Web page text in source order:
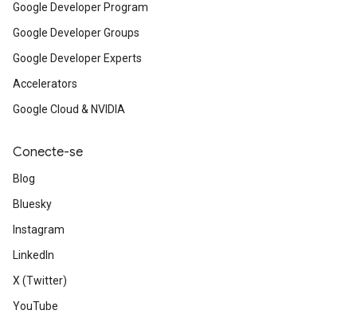
Google Developer Program
Google Developer Groups
Google Developer Experts
Accelerators
Google Cloud & NVIDIA
Conecte-se
Blog
Bluesky
Instagram
LinkedIn
X (Twitter)
YouTube